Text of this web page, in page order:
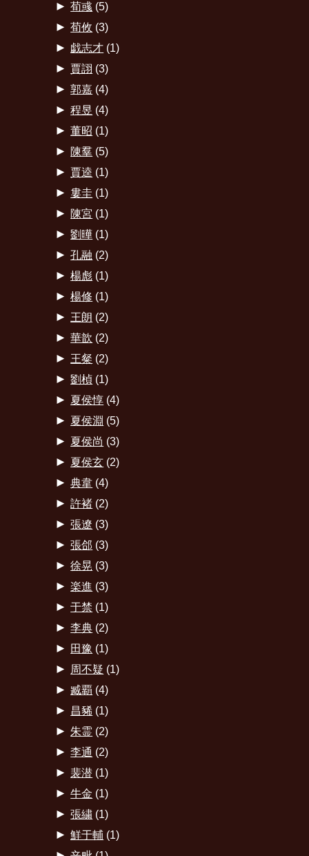
► 荀彧 (5)
► 荀攸 (3)
► 戯志才 (1)
► 賈詡 (3)
► 郭嘉 (4)
► 程昱 (4)
► 董昭 (1)
► 陳羣 (5)
► 賈逵 (1)
► 婁圭 (1)
► 陳宮 (1)
► 劉曄 (1)
► 孔融 (2)
► 楊彪 (1)
► 楊修 (1)
► 王朗 (2)
► 華歆 (2)
► 王粲 (2)
► 劉楨 (1)
► 夏侯惇 (4)
► 夏侯淵 (5)
► 夏侯尚 (3)
► 夏侯玄 (2)
► 典韋 (4)
► 許褚 (2)
► 張遼 (3)
► 張郃 (3)
► 徐晃 (3)
► 楽進 (3)
► 于禁 (1)
► 李典 (2)
► 田豫 (1)
► 周不疑 (1)
► 臧覇 (4)
► 昌豨 (1)
► 朱霊 (2)
► 李通 (2)
► 裴潜 (1)
► 牛金 (1)
► 張繍 (1)
► 鮮于輔 (1)